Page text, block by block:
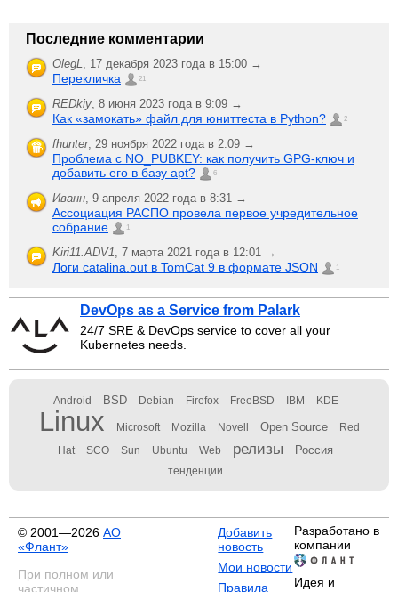
Последние комментарии
OlegL, 17 декабря 2023 года в 15:00 →
Перекличка 21
REDkiy, 8 июня 2023 года в 9:09 →
Как «замокать» файл для юниттеста в Python? 2
fhunter, 29 ноября 2022 года в 2:09 →
Проблема с NO_PUBKEY: как получить GPG-ключ и
добавить его в базу apt?
6
Иванн, 9 апреля 2022 года в 8:31 →
Ассоциация РАСПО провела первое учредительное
собрание
1
Kiri11.ADV1, 7 марта 2021 года в 12:01 →
Логи catalina.out в TomCat 9 в формате JSON 1
DevOps as a Service from Palark
24/7 SRE & DevOps service to cover all your
Kubernetes needs.
Android BSD Debian Firefox FreeBSD IBM KDE
Linux Microsoft Mozilla Novell Open Source Red
Hat SCO Sun Ubuntu Web релизы Россия
тенденции
© 2001—2026 АО
«Флант»
При полном или
частичном
Добавить
новость
Мои новости
Правила
Разработано в
компании
Идея и